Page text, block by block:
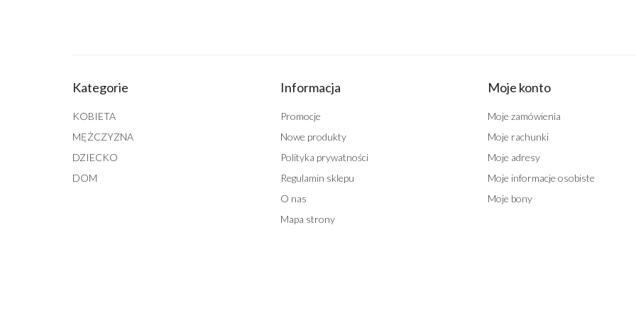
Kategorie
KOBIETA
MĘŻCZYZNA
DZIECKO
DOM
Informacja
Promocje
Nowe produkty
Polityka prywatności
Regulamin sklepu
O nas
Mapa strony
Moje konto
Moje zamówienia
Moje rachunki
Moje adresy
Moje informacje osobiste
Moje bony